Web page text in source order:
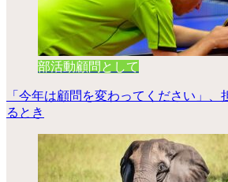
部活動顧問として
「今年は顧問を変わってください」、
るとき